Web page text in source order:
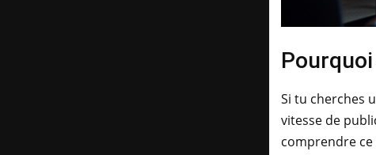
Si tu cherches
vitesse de
comprendre